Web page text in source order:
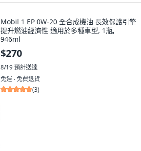
Mobil 1 EP 0W-20 全合成機油 長效保護引擎
提升燃油經濟性 適用於多種車型, 1瓶,
946ml
$270
8/19預計送達
免運 ∙ 免費退貨
(3)